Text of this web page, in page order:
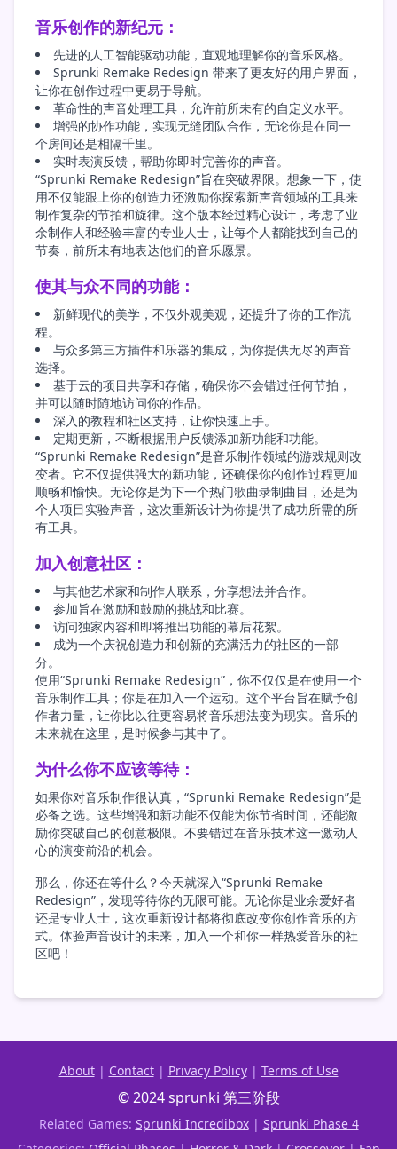
音乐创作的新纪元：
先进的人工智能驱动功能，直观地理解你的音乐风格。
Sprunki Remake Redesign 带来了更友好的用户界面，
让你在创作过程中更易于导航。
革命性的声音处理工具，允许前所未有的自定义水平。
增强的协作功能，实现无缝团队合作，无论你是在同一
个房间还是相隔千里。
实时表演反馈，帮助你即时完善你的声音。
“Sprunki Remake Redesign”旨在突破界限。想象一下，使
用不仅能跟上你的创造力还激励你探索新声音领域的工具来
制作复杂的节拍和旋律。这个版本经过精心设计，考虑了业
余制作人和经验丰富的专业人士，让每个人都能找到自己的
节奏，前所未有地表达他们的音乐愿景。
使其与众不同的功能：
新鲜现代的美学，不仅外观美观，还提升了你的工作流
程。
与众多第三方插件和乐器的集成，为你提供无尽的声音
选择。
基于云的项目共享和存储，确保你不会错过任何节拍，
并可以随时随地访问你的作品。
深入的教程和社区支持，让你快速上手。
定期更新，不断根据用户反馈添加新功能和功能。
“Sprunki Remake Redesign”是音乐制作领域的游戏规则改
变者。它不仅提供强大的新功能，还确保你的创作过程更加
顺畅和愉快。无论你是为下一个热门歌曲录制曲目，还是为
个人项目实验声音，这次重新设计为你提供了成功所需的所
有工具。
加入创意社区：
与其他艺术家和制作人联系，分享想法并合作。
参加旨在激励和鼓励的挑战和比赛。
访问独家内容和即将推出功能的幕后花絮。
成为一个庆祝创造力和创新的充满活力的社区的一部
分。
使用“Sprunki Remake Redesign”，你不仅仅是在使用一个
音乐制作工具；你是在加入一个运动。这个平台旨在赋予创
作者力量，让你比以往更容易将音乐想法变为现实。音乐的
未来就在这里，是时候参与其中了。
为什么你不应该等待：
如果你对音乐制作很认真，“Sprunki Remake Redesign”是
必备之选。这些增强和新功能不仅能为你节省时间，还能激
励你突破自己的创意极限。不要错过在音乐技术这一激动人
心的演变前沿的机会。
那么，你还在等什么？今天就深入“Sprunki Remake
Redesign”，发现等待你的无限可能。无论你是业余爱好者
还是专业人士，这次重新设计都将彻底改变你创作音乐的方
式。体验声音设计的未来，加入一个和你一样热爱音乐的社
区吧！
About| Contact| Privacy Policy| Terms of Use
© 2024 sprunki 第三阶段
Related Games: Sprunki Incredibox| Sprunki Phase 4